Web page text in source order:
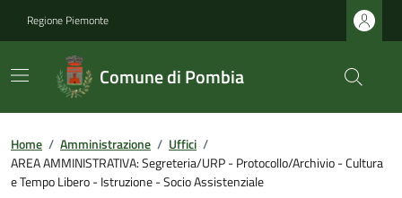
Regione Piemonte
Comune di Pombia
Home / Amministrazione / Uffici /
AREA AMMINISTRATIVA: Segreteria/URP - Protocollo/Archivio - Cultura
e Tempo Libero - Istruzione - Socio Assistenziale